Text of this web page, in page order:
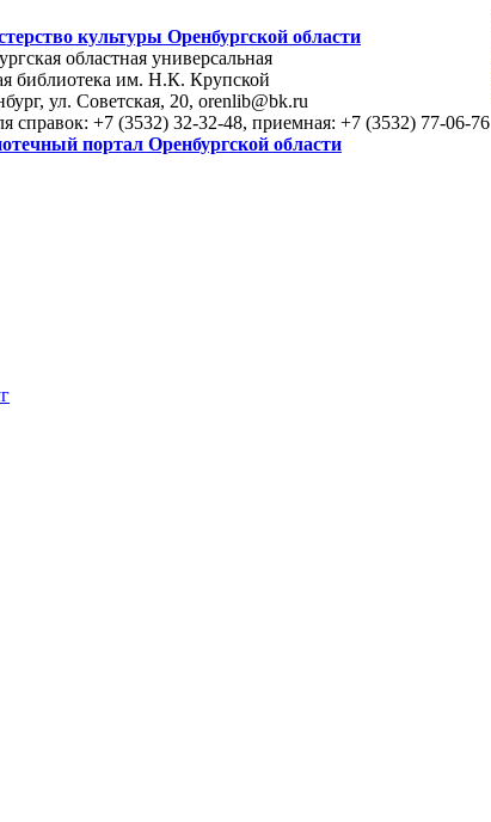
культуры Оренбургской области
областная универсальная
библиотека им. Н.К. Крупской
ул. Советская, 20, orenlib@bk.ru
справок: +7 (3532) 32-32-48, приемная: +7 (3532) 77-06-76
портал Оренбургской области